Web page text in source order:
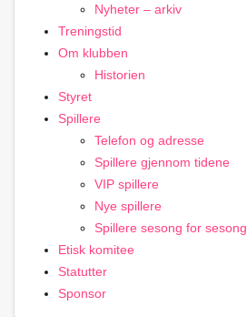
Nyheter – arkiv
Treningstid
Om klubben
Historien
Styret
Spillere
Telefon og adresse
Spillere gjennom tidene
VIP spillere
Nye spillere
Spillere sesong for sesong
Etisk komitee
Statutter
Sponsor